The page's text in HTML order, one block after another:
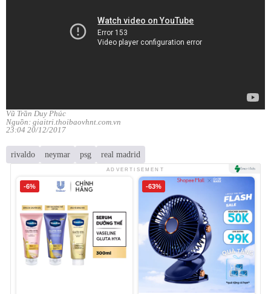
Vũ Trần Duy Phúc
Nguồn: giaitri.thoibaovhnt.com.vn
23:04 20/12/2017
rivaldo neymar psg real madrid
ADVERTISEMENT
-6% -63%